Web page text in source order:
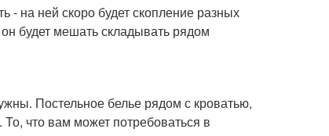
- на ней скоро будет скопление разных
будет мешать складывать рядом
Постельное белье рядом с кроватью,
То, что вам может потребоваться в